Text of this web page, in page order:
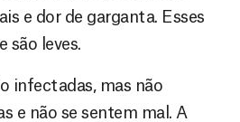
e dor de garganta. Esses
são leves.
infectadas, mas não
e não se sentem mal. A